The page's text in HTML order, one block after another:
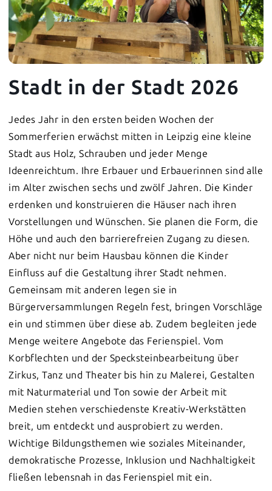
Stadt in der Stadt 2026
Jedes Jahr in den ersten beiden Wochen der
Sommerferien erwächst mitten in Leipzig eine kleine
Stadt aus Holz, Schrauben und jeder Menge
Ideenreichtum. Ihre Erbauer und Erbauerinnen sind alle
im Alter zwischen sechs und zwölf Jahren. Die Kinder
erdenken und konstruieren die Häuser nach ihren
Vorstellungen und Wünschen. Sie planen die Form, die
Höhe und auch den barrierefreien Zugang zu diesen.
Aber nicht nur beim Hausbau können die Kinder
Einfluss auf die Gestaltung ihrer Stadt nehmen.
Gemeinsam mit anderen legen sie in
Bürgerversammlungen Regeln fest, bringen Vorschläge
ein und stimmen über diese ab. Zudem begleiten jede
Menge weitere Angebote das Ferienspiel. Vom
Korbflechten und der Specksteinbearbeitung über
Zirkus, Tanz und Theater bis hin zu Malerei, Gestalten
mit Naturmaterial und Ton sowie der Arbeit mit
Medien stehen verschiedenste Kreativ-Werkstätten
breit, um entdeckt und ausprobiert zu werden.
Wichtige Bildungsthemen wie soziales Miteinander,
demokratische Prozesse, Inklusion und Nachhaltigkeit
fließen lebensnah in das Ferienspiel mit ein.